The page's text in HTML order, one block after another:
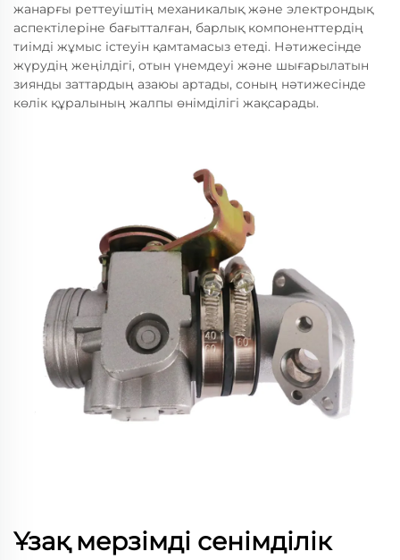
жанарғы реттеуіштің механикалық және электрондық
аспектілеріне бағытталған, барлық компоненттердің
тиімді жұмыс істеуін қамтамасыз етеді. Нәтижесінде
жүрудің жеңілдігі, отын үнемдеуі және шығарылатын
зиянды заттардың азаюы артады, соның нәтижесінде
көлік құралының жалпы өнімділігі жақсарады.
Ұзақ мерзімді сенімділік